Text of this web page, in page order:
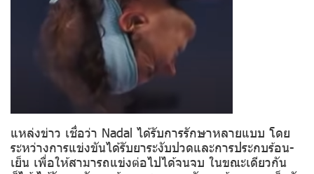
แหล่งข่าว เชื่อว่า Nadal ได้รับการรักษาหลายแบบ โดย
ระหว่างการแข่งขันได้รับยาระงับปวดและการประกบร้อน-
เย็น เพื่อให้สามารถแข่งต่อไปได้จนจบ ในขณะเดียวกัน